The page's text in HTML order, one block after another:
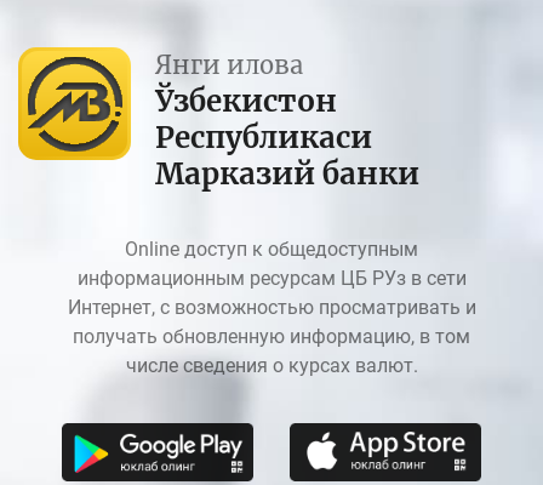
Янги илова
Ўзбекистон
Республикаси
Марказий банки
Online доступ к общедоступным
информационным ресурсам ЦБ РУз в сети
Интернет, с возможностью просматривать и
получать обновленную информацию, в том
числе сведения о курсах валют.